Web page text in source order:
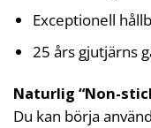
Exceptionell
25 års gjutjärns
Naturlig “Non-
Du kan börja